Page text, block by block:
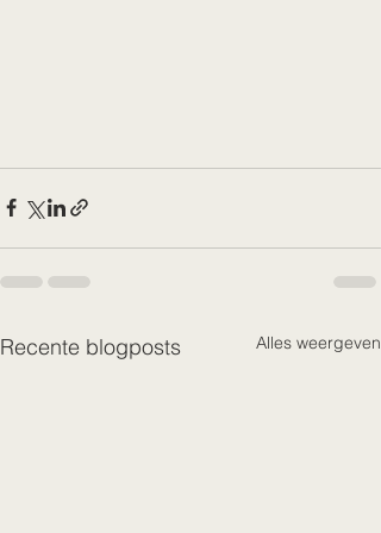
Recente blogposts Alles weergeven